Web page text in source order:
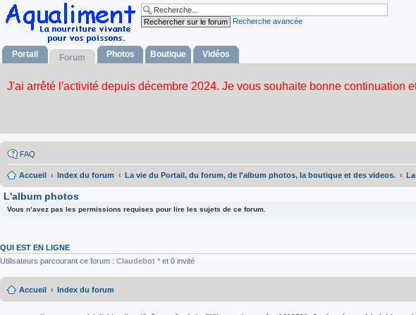
Recherche avancée
Portail Forum Photos Boutique Vidéos
FAQ
Accueil Index du forum La vie du Portail, du forum, de l'album photos, la boutique et des videos.
L'album photos
Vous n’avez pas les permissions requises pour lire les sujets de ce forum.
QUI EST EN LIGNE
Utilisateurs parcourant ce forum : Claudebot * et 0 invité
Accueil Index du forum